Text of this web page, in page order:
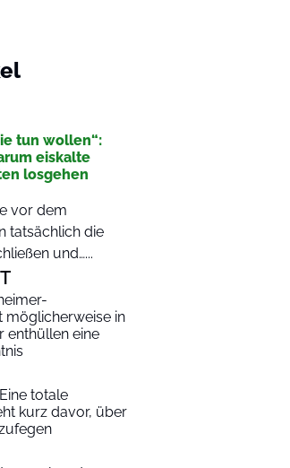
tun wollen“:
eiskalte
losgehen
vor dem
tatsächlich die
und…...
möglicherweise in
enthüllen eine
totale
kurz davor, über